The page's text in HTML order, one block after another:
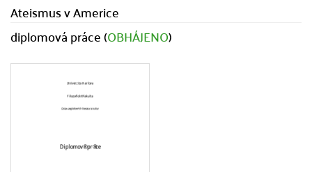
Ateismus v Americe
diplomová práce (OBHÁJENO)